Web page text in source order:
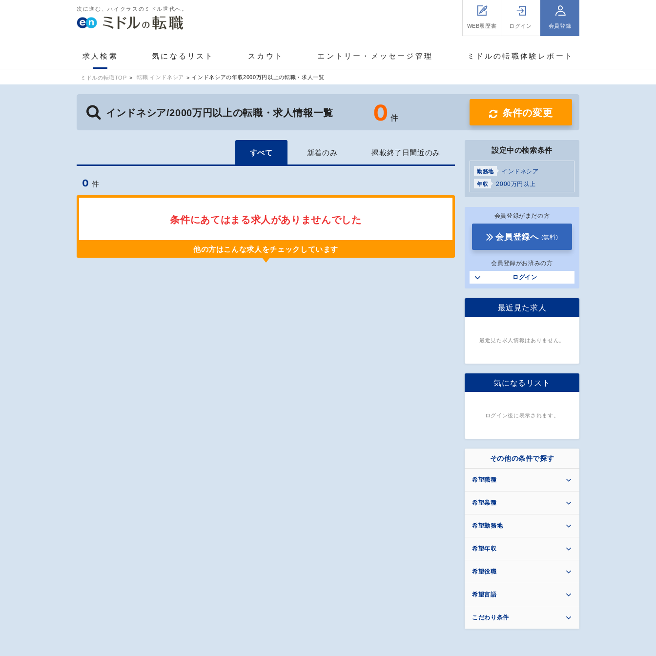
次に進む、ハイクラスのミドル世代へ。
WEB履歴書 ログイン 会員登録
求人検索 気になるリスト スカウト エントリー・メッセージ管理 ミドルの転職体験レポート
ミドルの転職TOP 転職 インドネシア インドネシアの年収2000万円以上の転職・求人一覧
インドネシア/2000万円以上の転職・求人情報一覧 0 件 条件の変更
すべて 新着のみ 掲載終了日間近のみ
0 件
条件にあてはまる求人がありませんでした
他の方はこんな求人をチェックしています
設定中の検索条件
勤務地 インドネシア
年収 2000万円以上
会員登録がまだの方
会員登録へ (無料)
会員登録がお済みの方
ログイン
最近見た求人
最近見た求人情報はありません。
気になるリスト
ログイン後に表示されます。
その他の条件で探す
希望職種
希望業種
希望勤務地
希望年収
希望役職
希望言語
こだわり条件